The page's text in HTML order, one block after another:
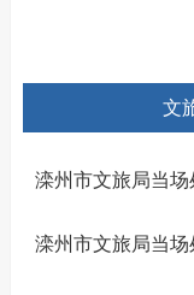
文
滦州市文旅局当
滦州市文旅局当